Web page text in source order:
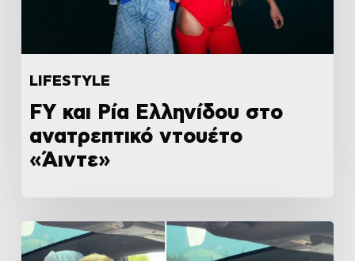
LIFESTYLE
FY και Ρία Ελληνίδου στο
ανατρεπτικό ντουέτο
«Άιντε»